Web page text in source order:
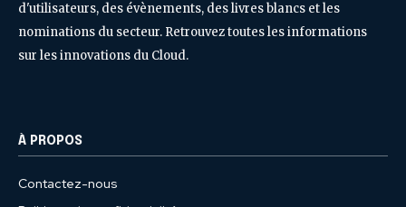
d'utilisateurs, des évènements, des livres blancs et les
nominations du secteur. Retrouvez toutes les informations
sur les innovations du Cloud.
À PROPOS
Contactez-nous